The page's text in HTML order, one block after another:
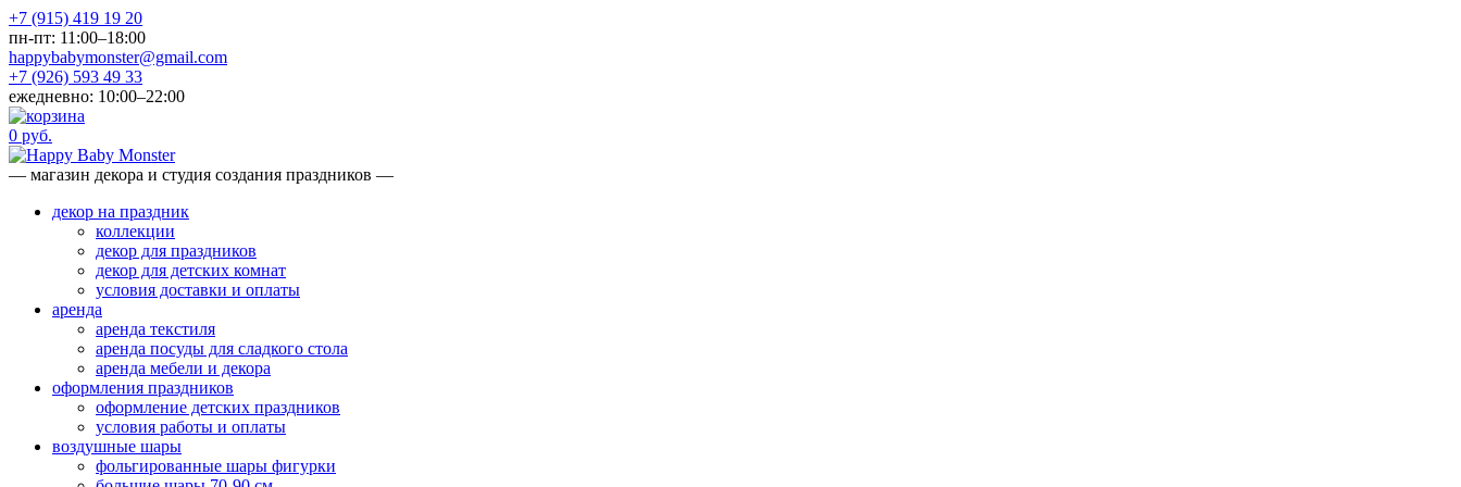
+7 (915) 419 19 20
пн-пт: 11:00–18:00
happybabymonster@gmail.com
+7 (926) 593 49 33
ежедневно: 10:00–22:00
0 руб.
— магазин декора и студия создания праздников —
декор на праздник
коллекции
декор для праздников
декор для детских комнат
условия доставки и оплаты
аренда
аренда текстиля
аренда посуды для сладкого стола
аренда мебели и декора
оформления праздников
оформление детских праздников
условия работы и оплаты
воздушные шары
фольгированные шары фигурки